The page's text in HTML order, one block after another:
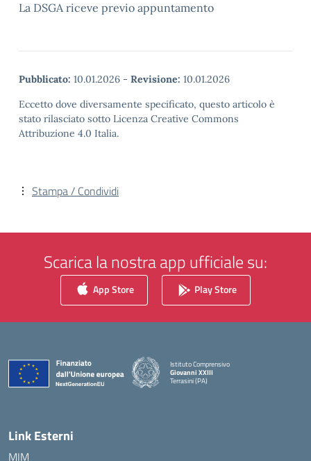
La DSGA riceve previo appuntamento
Pubblicato: 10.01.2026 - Revisione: 10.01.2026
Eccetto dove diversamente specificato, questo articolo è
stato rilasciato sotto Licenza Creative Commons
Attribuzione 4.0 Italia.
Stampa / Condividi
Scarica la nostra app ufficiale su:
App Store Play Store
Istituto Comprensivo
Giovanni XXIII
Terrasini (PA)
Link Esterni
MIM